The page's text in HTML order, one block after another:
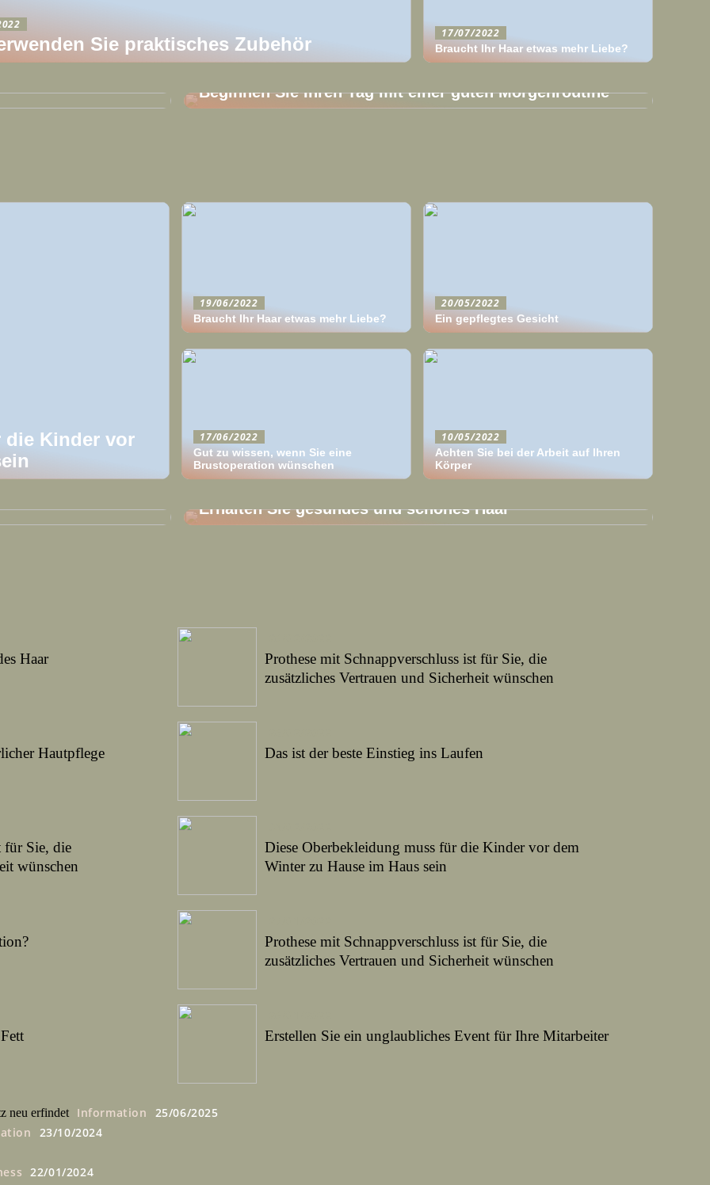
Sie praktisches Zubehör
17/07/2022
Braucht Ihr Haar etwas mehr Liebe?
13/07/2022
Beginnen Sie Ihren Tag mit einer guten Morgenroutine
die Kinder vor
19/06/2022
Braucht Ihr Haar etwas mehr Liebe?
17/06/2022
Gut zu wissen, wenn Sie eine
Brustoperation wünschen
20/05/2022
Ein gepflegtes Gesicht
10/05/2022
Achten Sie bei der Arbeit auf Ihren
Körper
22/04/2022
Erhalten Sie gesundes und schönes Haar
Haar
Hautpflege
für Sie, die
wünschen
Prothese mit Schnappverschluss ist für Sie, die
zusätzliches Vertrauen und Sicherheit wünschen
Das ist der beste Einstieg ins Laufen
Diese Oberbekleidung muss für die Kinder vor dem
Winter zu Hause im Haus sein
Prothese mit Schnappverschluss ist für Sie, die
zusätzliches Vertrauen und Sicherheit wünschen
Erstellen Sie ein unglaubliches Event für Ihre Mitarbeiter
neu erfindet Information 25/06/2025
23/10/2024
22/01/2024